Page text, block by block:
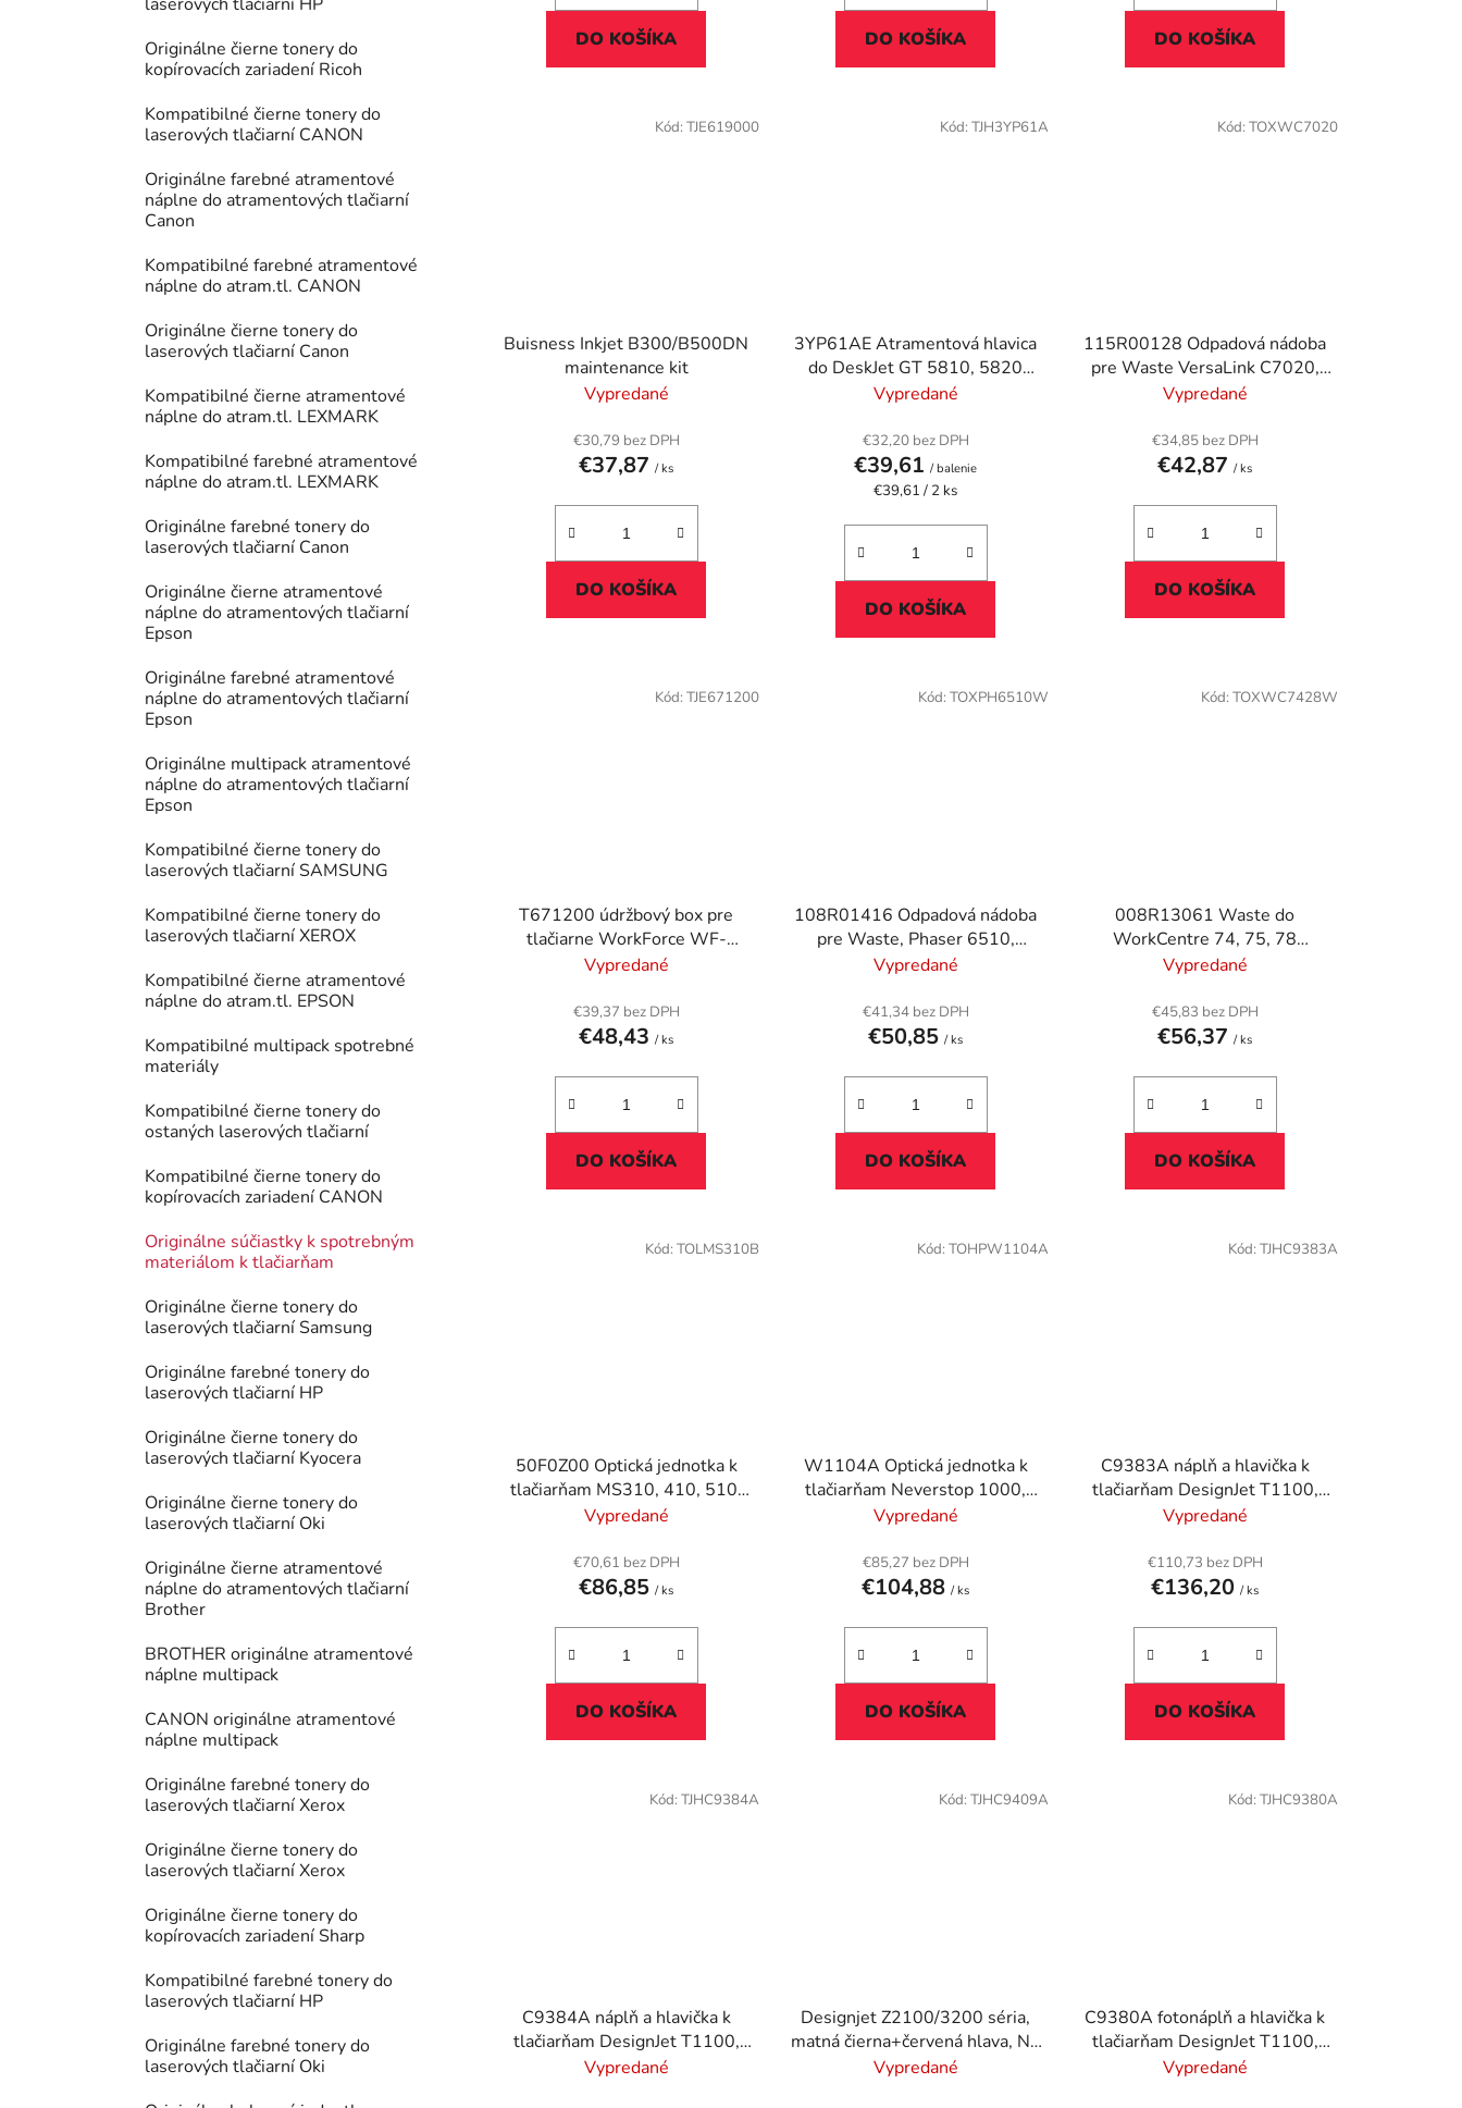
Originálne čierne tonery do
kopírovacích zariadení Ricoh
Kompatibilné čierne tonery do
laserových tlačiarní CANON
Originálne farebné atramentové
náplne do atramentových tlačiarní
Canon
Kompatibilné farebné atramentové
náplne do atram.tl. CANON
Originálne čierne tonery do
laserových tlačiarní Canon
Kompatibilné čierne atramentové
náplne do atram.tl. LEXMARK
Kompatibilné farebné atramentové
náplne do atram.tl. LEXMARK
Originálne farebné tonery do
laserových tlačiarní Canon
Originálne čierne atramentové
náplne do atramentových tlačiarní
Epson
Originálne farebné atramentové
náplne do atramentových tlačiarní
Epson
Originálne multipack atramentové
náplne do atramentových tlačiarní
Epson
Kompatibilné čierne tonery do
laserových tlačiarní SAMSUNG
Kompatibilné čierne tonery do
laserových tlačiarní XEROX
Kompatibilné čierne atramentové
náplne do atram.tl. EPSON
Kompatibilné multipack spotrebné
materiály
Kompatibilné čierne tonery do
ostaných laserových tlačiarní
Kompatibilné čierne tonery do
kopírovacích zariadení CANON
Originálne súčiastky k spotrebným
materiálom k tlačiarňam
Originálne čierne tonery do
laserových tlačiarní Samsung
Originálne farebné tonery do
laserových tlačiarní HP
Originálne čierne tonery do
laserových tlačiarní Kyocera
Originálne čierne tonery do
laserových tlačiarní Oki
Originálne čierne atramentové
náplne do atramentových tlačiarní
Brother
BROTHER originálne atramentové
náplne multipack
CANON originálne atramentové
náplne multipack
Originálne farebné tonery do
laserových tlačiarní Xerox
Originálne čierne tonery do
laserových tlačiarní Xerox
Originálne čierne tonery do
kopírovacích zariadení Sharp
Kompatibilné farebné tonery do
laserových tlačiarní HP
Originálne farebné tonery do
laserových tlačiarní Oki
DO KOŠÍKA DO KOŠÍKA DO KOŠÍKA
Buisness Inkjet B300/B500DN
maintenance kit
Vypredané
€30,79 bez DPH
€37,87/ ks
DO KOŠÍKA
Kód: TJE619000
3YP61AE Atramentová hlavica
do DeskJet GT 5810, 5820
tlačiarní, čierna, farebná
Vypredané
€32,20 bez DPH
€39,61/ balenie
Jednotková
€39,61 / 2 ks
DO KOŠÍKA
Kód: TJH3YP61A
115R00128 Odpadová nádoba
pre Waste VersaLink C7020,
7030 tlačiarne, XEROX, 30k
Vypredané
€34,85 bez DPH
€42,87/ ks
DO KOŠÍKA
Kód: TOXWC7020
T671200 údržbový box pre
tlačiarne WorkForce WF-
6090DW, EPSON, 50k
Vypredané
€39,37 bez DPH
€48,43/ ks
DO KOŠÍKA
Kód: TJE671200
108R01416 Odpadová nádoba
pre Waste, Phaser 6510,
WorkCentre 6515, VersaLink
Vypredané
€41,34 bez DPH
€50,85/ ks
DO KOŠÍKA
Kód: TOXPH6510W
008R13061 Waste do
WorkCentre 74, 75, 78
tlačiarní, XEROX, 43k
Vypredané
€45,83 bez DPH
€56,37/ ks
DO KOŠÍKA
Kód: TOXWC7428W
50F0Z00 Optická jednotka k
tlačiarňam MS310, 410, 510,
610, LEXMARK, čierna, 60k
Vypredané
€70,61 bez DPH
€86,85/ ks
DO KOŠÍKA
Kód: TOLMS310B
W1104A Optická jednotka k
tlačiarňam Neverstop 1000,
1200, HP 104A, čierna, 20k
Vypredané
€85,27 bez DPH
€104,88/ ks
DO KOŠÍKA
Kód: TOHPW1104A
C9383A náplň a hlavička k
tlačiarňam DesignJet T1100,
T640, HP 72, cyán, magenta
Vypredané
€110,73 bez DPH
€136,20/ ks
DO KOŠÍKA
Kód: TJHC9383A
C9384A náplň a hlavička k
tlačiarňam DesignJet T1100,
T640, HP 72, čierna, žltá
Vypredané
Kód: TJHC9384A
Designjet Z2100/3200 séria,
matná čierna+červená hlava, Nr.
70
Vypredané
Kód: TJHC9409A
C9380A fotonáplň a hlavička k
tlačiarňam DesignJet T1100,
T640, HP 72, čierna, sivá
Vypredané
Kód: TJHC9380A